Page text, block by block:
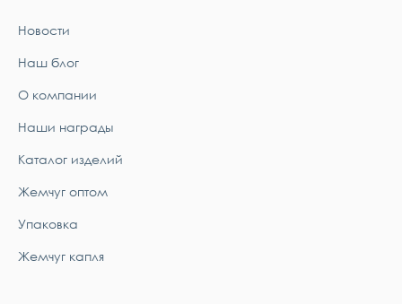
Новости
Наш блог
О компании
Наши награды
Каталог изделий
Жемчуг оптом
Упаковка
Жемчуг капля